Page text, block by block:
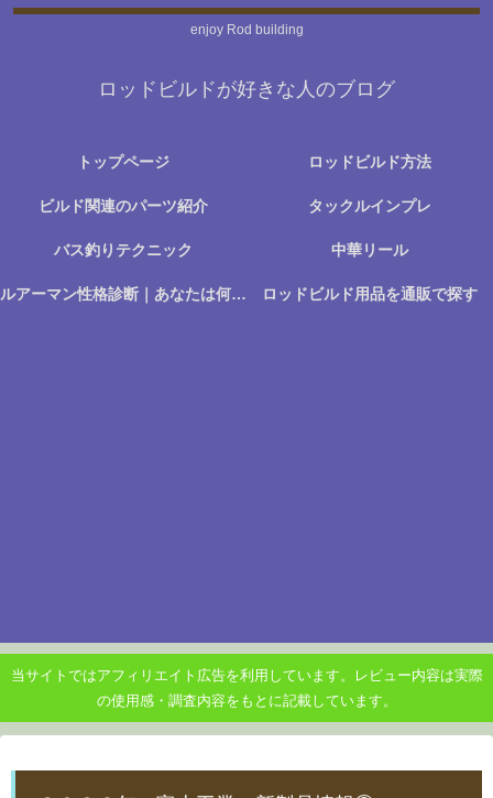
enjoy Rod building
ロッドビルドが好きな人のブログ
トップページ ロッドビルド方法
ビルド関連のパーツ紹介 タックルインプレ
バス釣りテクニック 中華リール
ルアーマン性格診断｜あなたは何に楽しさを感じる釣り人か？ ロッドビルド用品を通販で探す
当サイトではアフィリエイト広告を利用しています。レビュー内容は実際
の使用感・調査内容をもとに記載しています。